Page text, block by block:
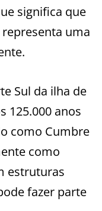
significa que
uma
Sul da ilha de
125.000 anos
como Cumbre
como
estruturas
fazer parte